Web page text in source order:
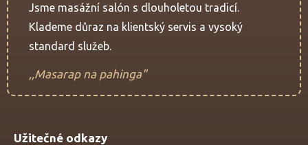
Jsme masážní salón s dlouholetou tradicí.
Klademe důraz na klientský servis a vysoký
standard služeb.
,,Masarap na pahinga"
Užitečné odkazy